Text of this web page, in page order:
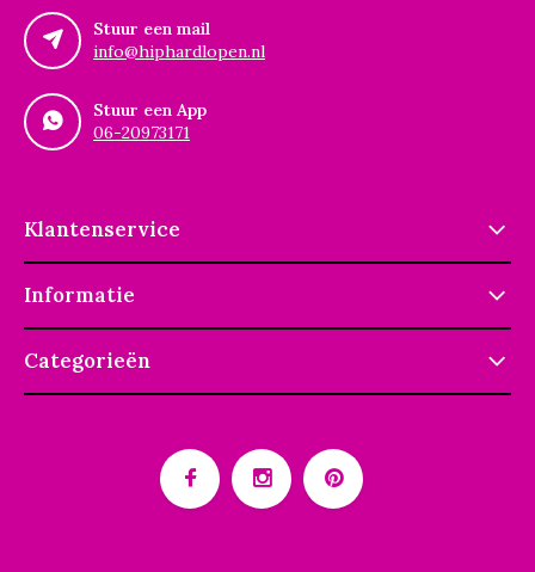
Stuur een mail
info@hiphardlopen.nl
Stuur een App
06-20973171
Klantenservice
Informatie
Categorieën